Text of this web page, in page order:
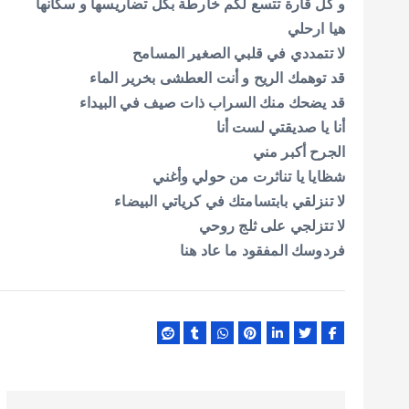
و كل قارة تتسع لكم خارطة بكل تضاريسها و سكانها
هيا ارحلي
لا تتمددي في قلبي الصغير المسامح
قد توهمك الريح و أنت العطشى بخرير الماء
قد يضحك منك السراب ذات صيف في البيداء
أنا يا صديقتي لست أنا
الجرح أكبر مني
شظايا يا تناثرت من حولي وأغني
لا تنزلقي بابتسامتك في كرياتي البيضاء
لا تتزلجي على ثلج روحي
فردوسك المفقود ما عاد هنا